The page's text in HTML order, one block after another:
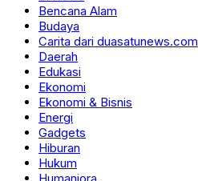
Bencana Alam
Budaya
Carita dari duasatunews.com
Daerah
Edukasi
Ekonomi
Ekonomi & Bisnis
Energi
Gadgets
Hiburan
Hukum